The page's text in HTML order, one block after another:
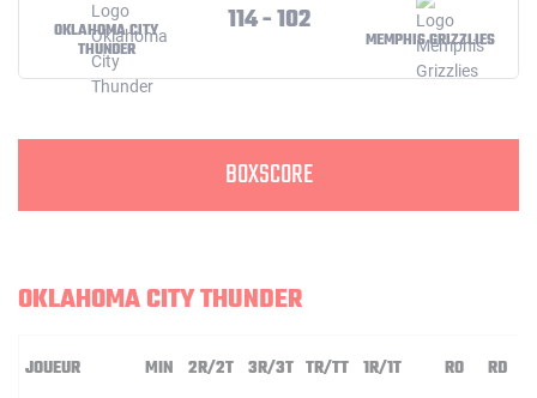
OKLAHOMA CITY
THUNDER
114 - 102
MEMPHIS GRIZZLIES
BOXSCORE
OKLAHOMA CITY THUNDER
JOUEUR MIN 2R/2T 3R/3T TR/TT 1R/1T RO RD